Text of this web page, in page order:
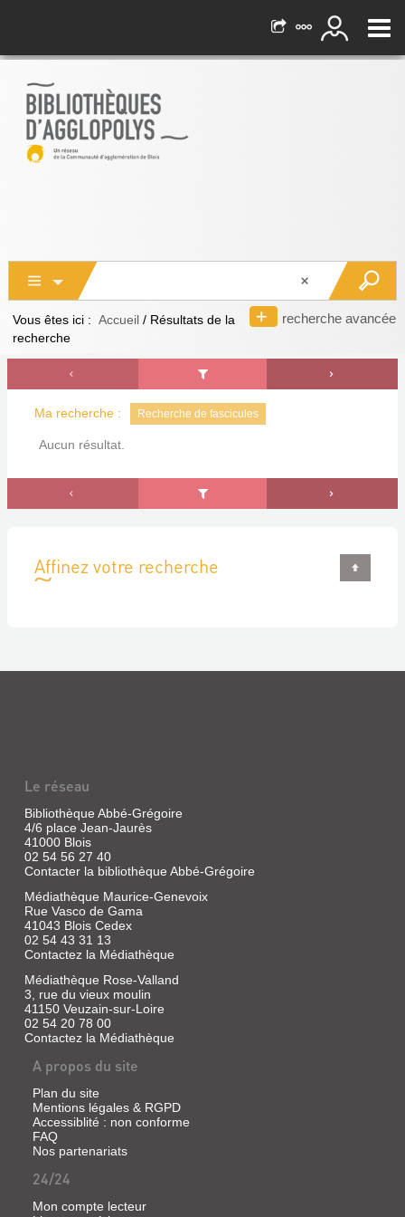
recherche avancée
Vous êtes ici : Accueil / Résultats de la
recherche
Ma recherche : Recherche de fascicules
Aucun résultat.
Affinez votre recherche
Le réseau
Bibliothèque Abbé-Grégoire
4/6 place Jean-Jaurès
41000 Blois
02 54 56 27 40
Contacter la bibliothèque Abbé-Grégoire
Médiathèque Maurice-Genevoix
Rue Vasco de Gama
41043 Blois Cedex
02 54 43 31 13
Contactez la Médiathèque
Médiathèque Rose-Valland
3, rue du vieux moulin
41150 Veuzain-sur-Loire
02 54 20 78 00
Contactez la Médiathèque
A propos du site
Plan du site
Mentions légales & RGPD
Accessiblité : non conforme
FAQ
Nos partenariats
24/24
Mon compte lecteur